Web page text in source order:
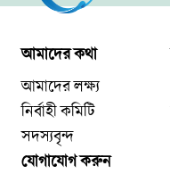
আমাদের কথা
আমাদের লক্ষ্য
নির্বাহী কমিটি
সদস্যবৃন্দ
যোগাযোগ করুন